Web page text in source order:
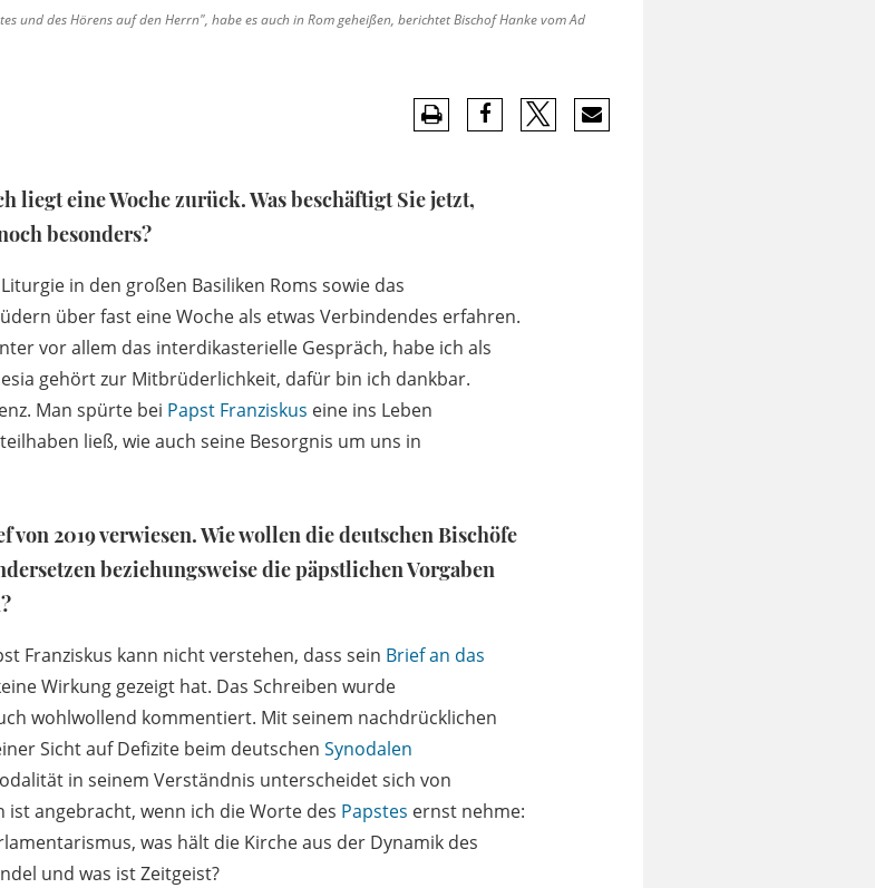
und des Hörens auf den Herrn", habe es auch in Rom geheißen, berichtet Bischof Hanke vom Ad
eine Woche zurück. Was beschäftigt Sie jetzt,
besonders?
in den großen Basiliken Roms sowie das
über fast eine Woche als etwas Verbindendes erfahren.
vor allem das interdikasterielle Gespräch, habe ich als
gehört zur Mitbrüderlichkeit, dafür bin ich dankbar.
Man spürte bei Papst Franziskus eine ins Leben
ließ, wie auch seine Besorgnis um uns in
von 2019 verwiesen. Wie wollen die deutschen Bischöfe
beziehungsweise die päpstlichen Vorgaben
Franziskus kann nicht verstehen, dass sein Brief an das
Wirkung gezeigt hat. Das Schreiben wurde
wohlwollend kommentiert. Mit seinem nachdrücklichen
Sicht auf Defizite beim deutschen Synodalen
in seinem Verständnis unterscheidet sich von
ist angebracht, wenn ich die Worte des Papstes ernst nehme:
was hält die Kirche aus der Dynamik des
und was ist Zeitgeist?